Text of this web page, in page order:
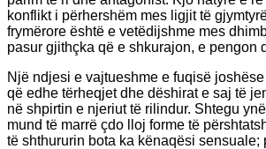
konflikt i përhershëm mes ligjit të
frymërore është e vetëdijshme mes
pasur gjithçka që e shkurajon, e pengon
Një ndjesi e vajtueshme e fuqisë
që edhe tërheqjet dhe dëshirat e saj të
në shpirtin e njeriut të rilindur. Shtegu
mund të marrë çdo lloj forme të
të shthururin bota ka kënaqësi